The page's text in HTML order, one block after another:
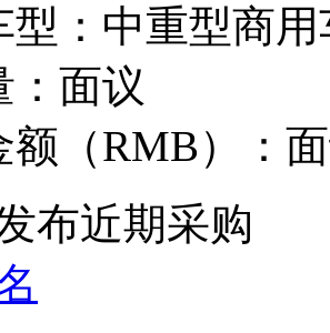
： 中重型商
面议
（RMB）：
布近期采购